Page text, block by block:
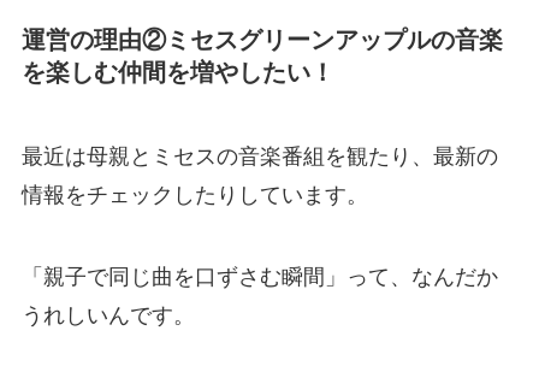
運営の理由②ミセスグリーンアップルの音楽
を楽しむ仲間を増やしたい！
最近は母親とミセスの音楽番組を観たり、最新の
情報をチェックしたりしています。
「親子で同じ曲を口ずさむ瞬間」って、なんだか
うれしいんです。